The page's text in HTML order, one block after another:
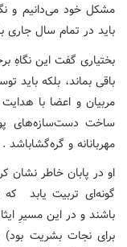
مشکل خود می‌دانیم و
باید در تمام سال جاری
بختیاری گفت ​این نگاهِ
باقی بماند، بلکه باید
مربیان و اعضا با
ساخت دست‌سازه‌های
مهربانانه و گره‌گشاباشد .
او در پابان خاطر نشان
گونه‌ای تربیت یابد
باشند و در این مسیرِ
برای نجات بشریت بود)